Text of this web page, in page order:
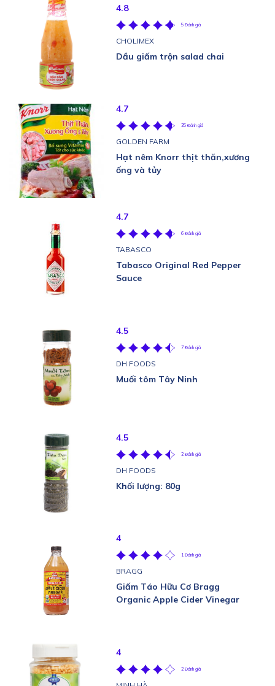
4.8
5 Đánh giá
CHOLIMEX
Dầu giấm trộn salad chai
4.7
25 Đánh giá
GOLDEN FARM
Hạt nêm Knorr thịt thăn,xương
ống và tủy
4.7
6 Đánh giá
TABASCO
Tabasco Original Red Pepper
Sauce
4.5
7 Đánh giá
DH FOODS
Muối tôm Tây Ninh
4.5
2 Đánh giá
DH FOODS
Khối lượng: 80g
4
1 Đánh giá
BRAGG
Giấm Táo Hữu Cơ Bragg
Organic Apple Cider Vinegar
4
2 Đánh giá